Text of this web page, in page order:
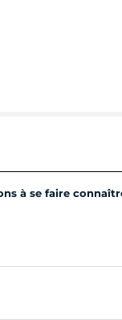
à se faire